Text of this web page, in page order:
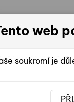
web
soukromí je